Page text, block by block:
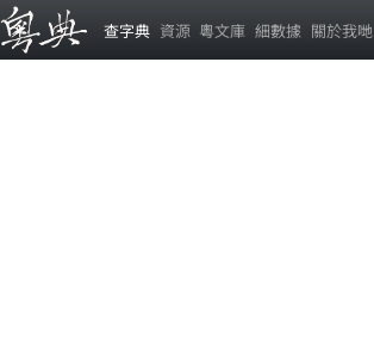
查字典 資源 粵文庫 細數據 關於我哋